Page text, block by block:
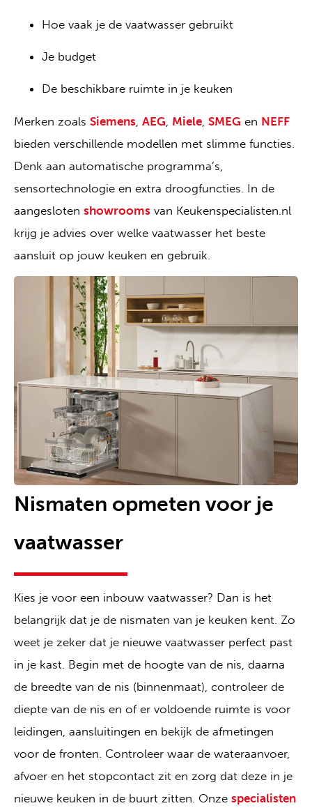
Nismaten opmeten voor je
vaatwasser
Kies je voor een inbouw vaatwasser? Dan is het
belangrijk dat je de nismaten van je keuken kent. Zo
weet je zeker dat je nieuwe vaatwasser perfect past
in je kast. Begin met de hoogte van de nis, daarna
de breedte van de nis (binnenmaat), controleer de
diepte van de nis en of er voldoende ruimte is voor
leidingen, aansluitingen en bekijk de afmetingen
voor de fronten. Controleer waar de wateraanvoer,
afvoer en het stopcontact zit en zorg dat deze in je
nieuwe keuken in de buurt zitten. Onze specialisten
Hoe vaak je de vaatwasser gebruikt
Je budget
De beschikbare ruimte in je keuken
Merken zoals Siemens AEG Miele SMEG en NEFF
bieden verschillende modellen met slimme functies.
Denk aan automatische programma’s,
sensortechnologie en extra droogfuncties. In de
aangesloten showrooms van Keukenspecialisten.nl
krijg je advies over welke vaatwasser het beste
aansluit op jouw keuken en gebruik.